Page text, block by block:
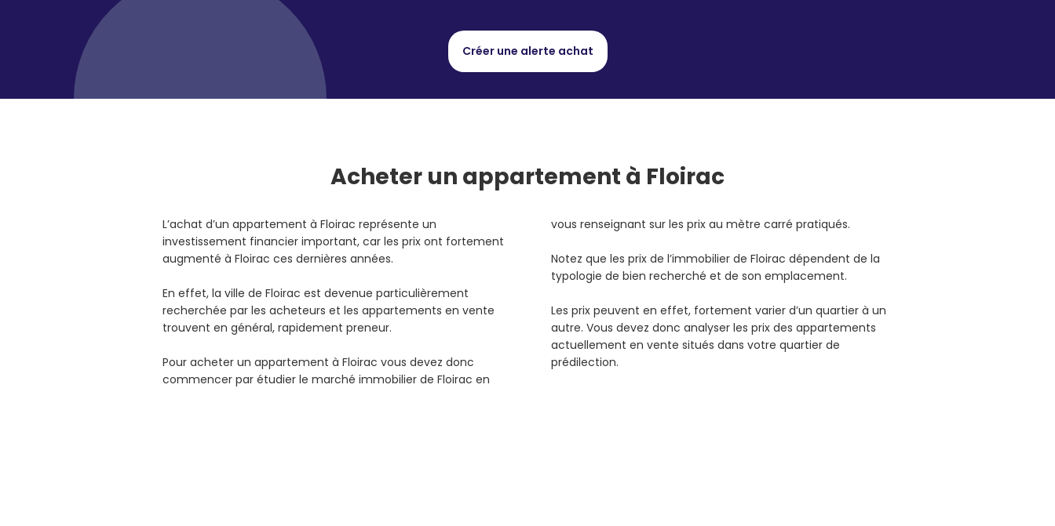
Créer une alerte achat
Acheter un appartement à Floirac
L’achat d’un appartement à Floirac représente un
investissement financier important, car les prix ont fortement
augmenté à Floirac ces dernières années.
En effet, la ville de Floirac est devenue particulièrement
recherchée par les acheteurs et les appartements en vente
trouvent en général, rapidement preneur.
Pour acheter un appartement à Floirac vous devez donc
commencer par étudier le marché immobilier de Floirac en
vous renseignant sur les prix au mètre carré pratiqués.
Notez que les prix de l’immobilier de Floirac dépendent de la
typologie de bien recherché et de son emplacement.
Les prix peuvent en effet, fortement varier d’un quartier à un
autre. Vous devez donc analyser les prix des appartements
actuellement en vente situés dans votre quartier de
prédilection.